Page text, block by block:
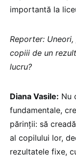
importantă la
Reporter:
copiii de un
lucru?
Diana Vasile: Nu
fundamentale,
părinții: să
al copilului lor,
rezultatele fixe,